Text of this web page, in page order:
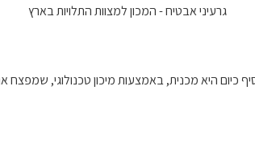
כיום היא מכנית, באמצעות מיכון טכנולוגי,